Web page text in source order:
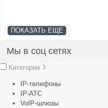
ПОКАЗАТЬ ЕЩЕ
Мы в соц сетях
Категории
IP-телефоны
IP-АТС
VoIP-шлюзы